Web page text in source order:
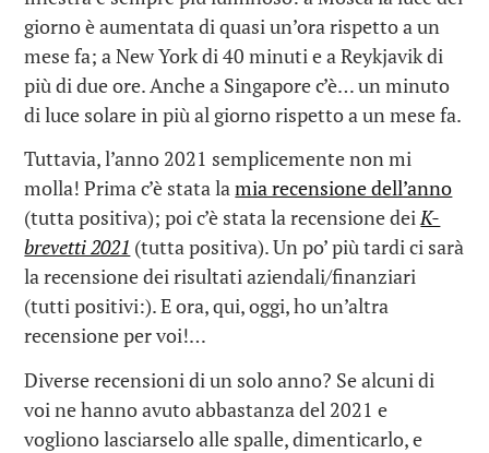
giorno è aumentata di quasi un’ora rispetto a un
mese fa; a New York di 40 minuti e a Reykjavik di
più di due ore. Anche a Singapore c’è… un minuto
di luce solare in più al giorno rispetto a un mese fa.
Tuttavia, l’anno 2021 semplicemente non mi
molla! Prima c’è stata lamia recensione dell’anno
(tutta positiva); poi c’è stata la recensione deiK-
brevetti 2021 (tutta positiva). Un po’ più tardi ci sarà
la recensione dei risultati aziendali/finanziari
(tutti positivi:). E ora, qui, oggi, ho un’altra
recensione per voi!…
Diverse recensioni di un solo anno? Se alcuni di
voi ne hanno avuto abbastanza del 2021 e
vogliono lasciarselo alle spalle, dimenticarlo, e